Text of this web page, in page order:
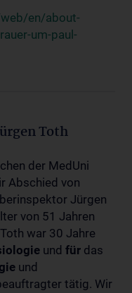
en/about-
um-paul-
Toth
der MedUni
Abschied von
Jürgen
von 51 Jahren
war 30 Jahre
und für das
und
tätig. Wir